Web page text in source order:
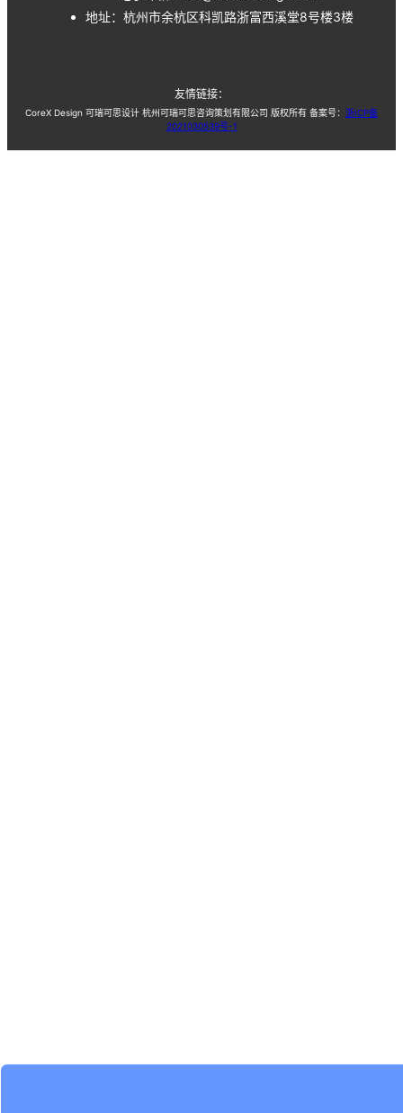
地址：杭州市余杭区科凯路浙富西溪堂8号楼3楼
友情链接：
CoreX Design 可瑞可思设计 杭州可瑞可思咨询策划有限公司 版权所有 备案号： 浙ICP备
2021030539号-1